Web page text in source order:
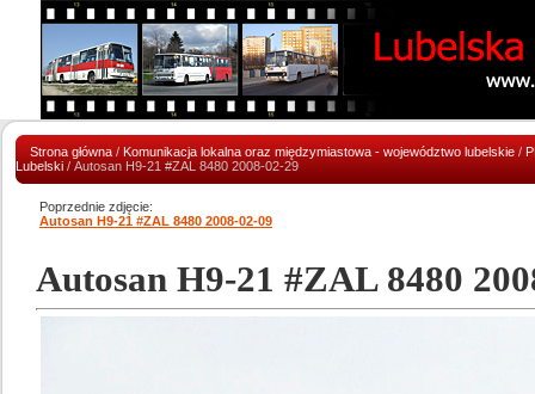
Strona główna / Komunikacja lokalna oraz międzymiastowa - województwo lubelskie /
Lubelski / Autosan H9-21 #ZAL 8480 2008-02-29
Poprzednie zdjęcie:
Autosan H9-21 #ZAL 8480 2008-02-09
Autosan H9-21 #ZAL 8480